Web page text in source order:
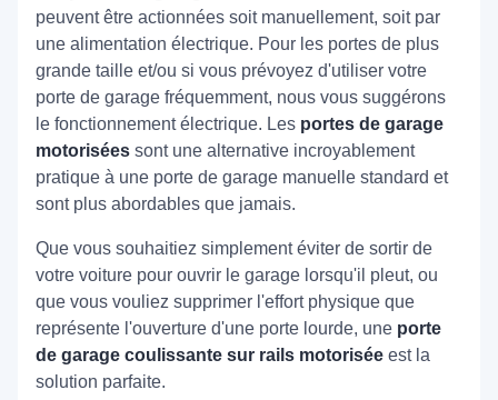
peuvent être actionnées soit manuellement, soit par
une alimentation électrique. Pour les portes de plus
grande taille et/ou si vous prévoyez d'utiliser votre
porte de garage fréquemment, nous vous suggérons
le fonctionnement électrique. Les portes de garage
motorisées sont une alternative incroyablement
pratique à une porte de garage manuelle standard et
sont plus abordables que jamais.
Que vous souhaitiez simplement éviter de sortir de
votre voiture pour ouvrir le garage lorsqu'il pleut, ou
que vous vouliez supprimer l'effort physique que
représente l'ouverture d'une porte lourde, une porte
de garage coulissante sur rails motorisée est la
solution parfaite.